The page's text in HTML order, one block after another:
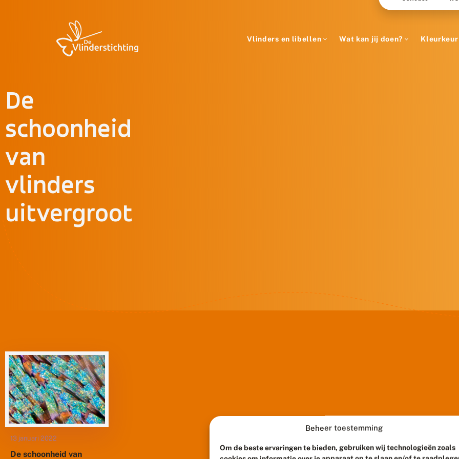
Beheer toestemming
Om de beste ervaringen te bieden, gebruiken wij technologieën zoals
Vlinders en libellen Wat kan jij doen? Kleurkeur
De
schoonheid
van
vlinders
uitvergroot
13 januari 2022
De schoonheid van